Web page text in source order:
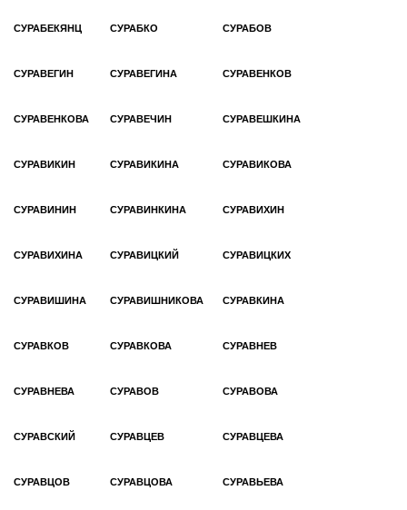
СУРАБЕКЯНЦ СУРАБКО СУРАБОВ
СУРАВЕГИН СУРАВЕГИНА СУРАВЕНКОВ
СУРАВЕНКОВА СУРАВЕЧИН СУРАВЕШКИНА
СУРАВИКИН СУРАВИКИНА СУРАВИКОВА
СУРАВИНИН СУРАВИНКИНА СУРАВИХИН
СУРАВИХИНА СУРАВИЦКИЙ СУРАВИЦКИХ
СУРАВИШИНА СУРАВИШНИКОВА СУРАВКИНА
СУРАВКОВ СУРАВКОВА СУРАВНЕВ
СУРАВНЕВА СУРАВОВ СУРАВОВА
СУРАВСКИЙ СУРАВЦЕВ СУРАВЦЕВА
СУРАВЦОВ СУРАВЦОВА СУРАВЬЕВА